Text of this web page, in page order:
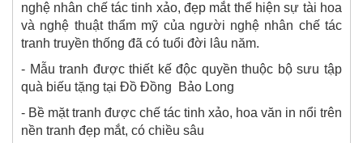
nghệ nhân chế tác tinh xảo, đẹp mắt thể hiện sự tài hoa
và nghệ thuật thẩm mỹ của người nghệ nhân chế tác
tranh truyền thống đã có tuổi đời lâu năm.
- Mẫu tranh được thiết kế độc quyền thuộc bộ sưu tập
quà biếu tặng tại Đồ Đồng Bảo Long
- Bề mặt tranh được chế tác tinh xảo, hoa văn in nổi trên
nền tranh đẹp mắt, có chiều sâu